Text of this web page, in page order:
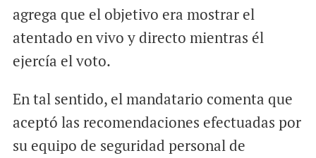
agrega que el objetivo era mostrar el
atentado en vivo y directo mientras él
ejercía el voto.
En tal sentido, el mandatario comenta que
aceptó las recomendaciones efectuadas por
su equipo de seguridad personal de